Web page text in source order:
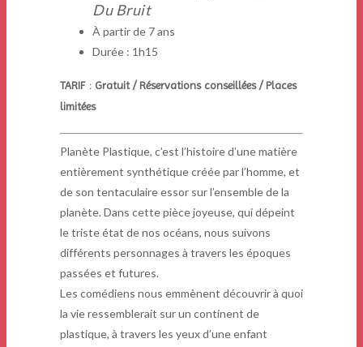
Du Bruit
À partir de 7 ans
Durée : 1h15
TARIF : Gratuit / Réservations conseillées / Places
limitées
Planète Plastique, c’est l’histoire d’une matière
entièrement synthétique créée par l’homme, et
de son tentaculaire essor sur l’ensemble de la
planète. Dans cette pièce joyeuse, qui dépeint
le triste état de nos océans, nous suivons
différents personnages à travers les époques
passées et futures.
Les comédiens nous emmènent découvrir à quoi
la vie ressemblerait sur un continent de
plastique, à travers les yeux d’une enfant